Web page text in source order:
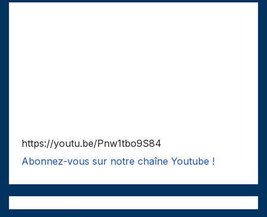
https://youtu.be/Pnw1tbo9S84
Abonnez-vous sur notre chaîne Youtube !